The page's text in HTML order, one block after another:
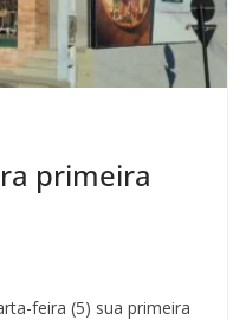
primeira
feira (5) sua primeira